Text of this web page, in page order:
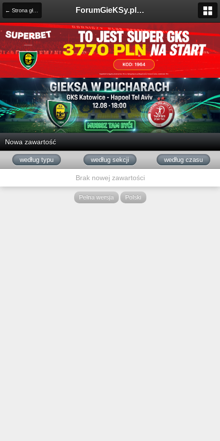
← Strona główna ForumGieKSy.pl - Oficjalne forum kibiców GKS Katowice
Nowa zawartość
według typu według sekcji według czasu
Brak nowej zawartości
Pełna wersja Polski